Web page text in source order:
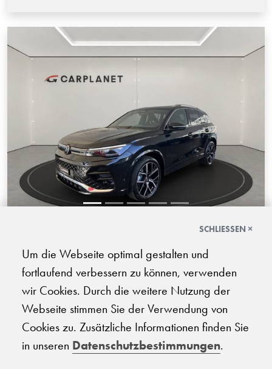
11.2024 | 50 km | 150 PS | Elektro/Benzin Mild-Hybrid |
Automatik-Getriebe
CHF
42'990.-
SCHLIESSEN ×
Um die Webseite optimal gestalten und
fortlaufend verbessern zu können, verwenden
wir Cookies. Durch die weitere Nutzung der
Webseite stimmen Sie der Verwendung von
Cookies zu. Zusätzliche Informationen finden Sie
in unseren Datenschutzbestimmungen.